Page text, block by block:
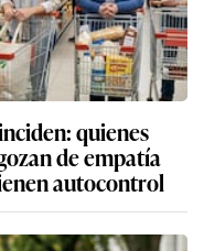
quienes
de empatía
autocontrol